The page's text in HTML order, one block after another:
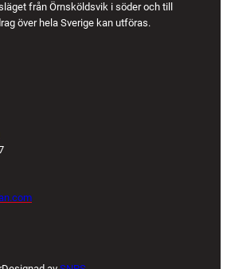
från Örnsköldsvik i söder och till
över hela Sverige kan utföras.